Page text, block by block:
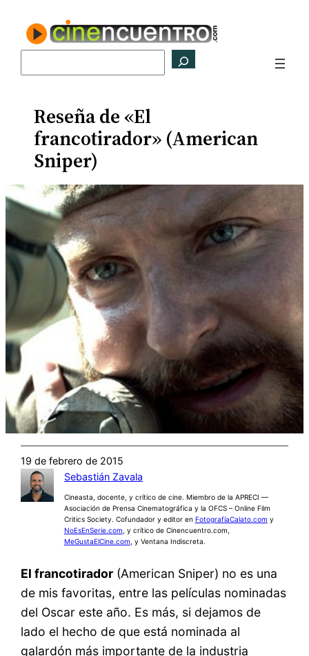
contenido
Reseña de «El
francotirador» (American
Sniper)
19 de febrero de 2015
Sebastián Zavala
Cineasta, docente, y crítico de cine. Miembro de la APRECI —
Asociación de Prensa Cinematográfica y la OFCS – Online Film
Critics Society. Cofundador y editor en FotografíaCalato.com y
NoEsEnSerie.com , y crítico de Cinencuentro.com,
MeGustaElCine.com , y Ventana Indiscreta.
El francotirador (American Sniper) no es una
de mis favoritas, entre las películas nominadas
del Oscar este año. Es más, si dejamos de
lado el hecho de que está nominada al
galardón más importante de la industria